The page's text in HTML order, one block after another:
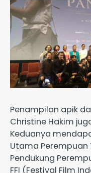
Penampilan apik
Christine Hakim
Keduanya
Utama Perempuan
Pendukung
FFI (Festival Film